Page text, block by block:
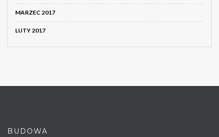
MARZEC 2017
LUTY 2017
BUDOWA